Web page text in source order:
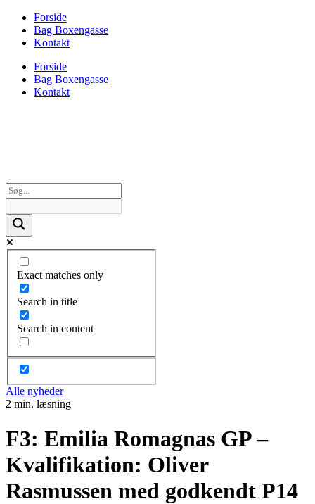
Forside
Bag Boxengasse
Kontakt
Forside
Bag Boxengasse
Kontakt
Exact matches only
Search in title
Search in content
Alle nyheder
2 min. læsning
F3: Emilia Romagnas GP –
Kvalifikation: Oliver
Rasmussen med godkendt P14